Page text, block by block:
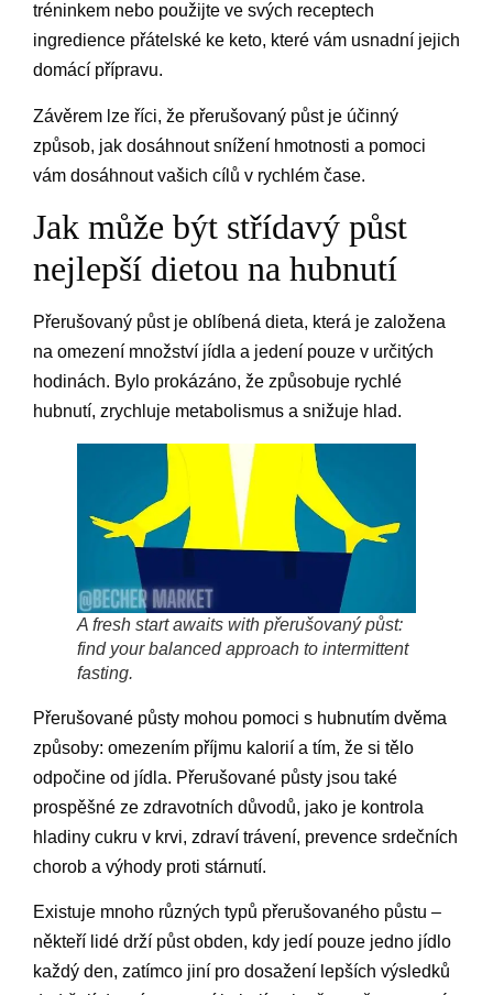
tréninkem nebo použijte ve svých receptech
ingredience přátelské ke keto, které vám usnadní jejich
domácí přípravu.
Závěrem lze říci, že přerušovaný půst je účinný
způsob, jak dosáhnout snížení hmotnosti a pomoci
vám dosáhnout vašich cílů v rychlém čase.
Jak může být střídavý půst
nejlepší dietou na hubnutí
Přerušovaný půst je oblíbená dieta, která je založena
na omezení množství jídla a jedení pouze v určitých
hodinách. Bylo prokázáno, že způsobuje rychlé
hubnutí, zrychluje metabolismus a snižuje hlad.
A fresh start awaits with přerušovaný půst:
find your balanced approach to intermittent
fasting.
Přerušované půsty mohou pomoci s hubnutím dvěma
způsoby: omezením příjmu kalorií a tím, že si tělo
odpočine od jídla. Přerušované půsty jsou také
prospěšné ze zdravotních důvodů, jako je kontrola
hladiny cukru v krvi, zdraví trávení, prevence srdečních
chorob a výhody proti stárnutí.
Existuje mnoho různých typů přerušovaného půstu –
někteří lidé drží půst obden, kdy jedí pouze jedno jídlo
každý den, zatímco jiní pro dosažení lepších výsledků